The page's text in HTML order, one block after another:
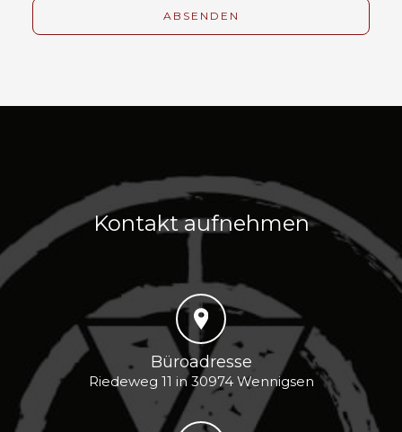
Kontakt aufnehmen
Büroadresse
Riedeweg 11 in 30974 Wennigsen